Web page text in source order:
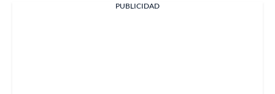
PUBLICIDAD